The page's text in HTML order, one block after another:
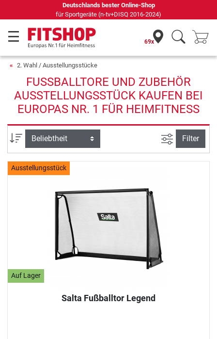
Deutschlands bester Online-Shop
für Sportgeräte (n-tv+DISQ 2016-2024)
69x
2. Wahl / Ausstellungsstücke
FUSSBALLTORE UND ZUBEHÖR A
USSTELLUNGSSTÜCK KAUFEN BEI E
UROPAS NR. 1 FÜR HEIMFITNESS
Sortierung Ansicht
Filter
Ausstellungsstück
Auf Lager
Salta Fußballtor Legend